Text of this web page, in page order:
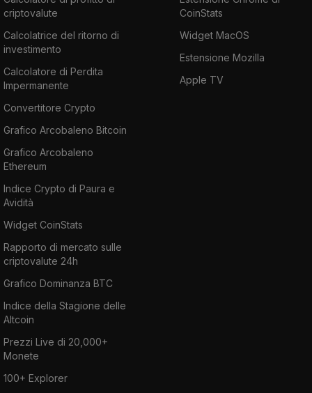
criptovalute
Calcolatrice del ritorno di
investimento
Calcolatore di Perdita
Impermanente
Convertitore Crypto
Grafico Arcobaleno Bitcoin
Grafico Arcobaleno
Ethereum
Indice Crypto di Paura e
Avidità
Widget CoinStats
Rapporto di mercato sulle
criptovalute 24h
Grafico Dominanza BTC
Indice della Stagione delle
Altcoin
Prezzi Live di 20,000+
Monete
100+ Explorer
CoinStats
Widget MacOS
Estensione Mozilla
Apple TV